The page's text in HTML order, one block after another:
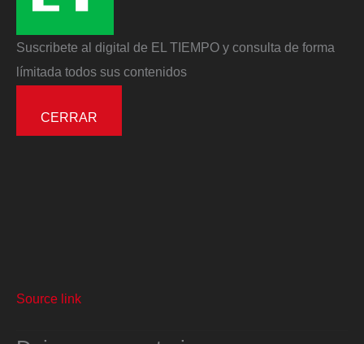
Suscribete al digital de EL TIEMPO y consulta de forma
límitada todos sus contenidos
CERRAR
Source link